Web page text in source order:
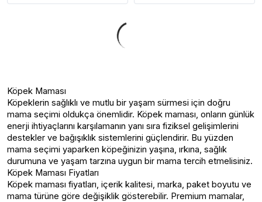
Köpek Maması
Köpeklerin sağlıklı ve mutlu bir yaşam sürmesi için doğru
mama seçimi oldukça önemlidir. Köpek maması, onların günlük
enerji ihtiyaçlarını karşılamanın yanı sıra fiziksel gelişimlerini
destekler ve bağışıklık sistemlerini güçlendirir. Bu yüzden
mama seçimi yaparken köpeğinizin yaşına, ırkına, sağlık
durumuna ve yaşam tarzına uygun bir mama tercih etmelisiniz.
Köpek Maması Fiyatları
Köpek maması fiyatları, içerik kalitesi, marka, paket boyutu ve
mama türüne göre değişiklik gösterebilir. Premium mamalar,